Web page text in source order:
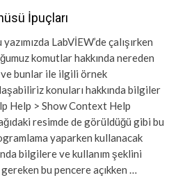
İpuçları
LabVİEW’de çalışırken
komutlar hakkında nereden
bunlar ile ilgili örnek
konuları hakkında bilgiler
Help > Show Context Help
resimde de görüldüğü gibi bu
yaparken kullanacak
bilgilere ve kullanım şeklini
bu pencere açıkken …